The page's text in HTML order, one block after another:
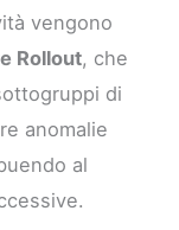
vengono
Rollout, che
di
anomalie
al